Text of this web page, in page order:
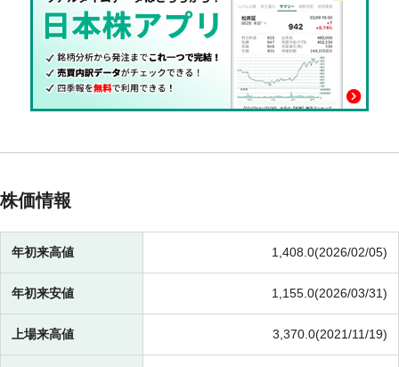
株価情報
年初来高値 1,408.0(2026/02/05)
年初来安値 1,155.0(2026/03/31)
上場来高値 3,370.0(2021/11/19)